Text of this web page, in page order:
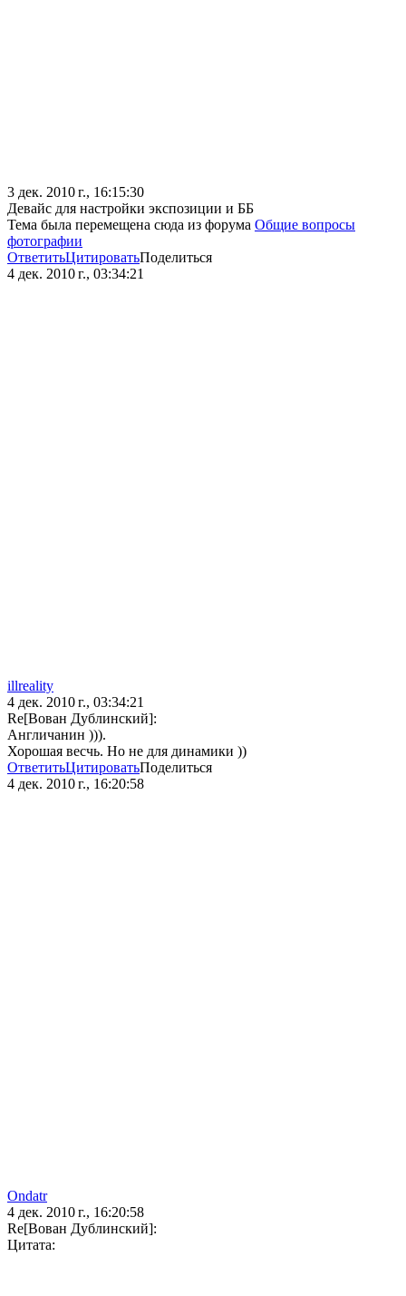
3 дек. 2010 г., 16:15:30
Девайс для настройки экспозиции и ББ
Тема была перемещена сюда из форума Общие вопросы
фотографии
ОтветитьЦитироватьПоделиться
4 дек. 2010 г., 03:34:21
illreality
4 дек. 2010 г., 03:34:21
Re[Вован Дублинский]:
Англичанин ))).
Хорошая весчь. Но не для динамики ))
ОтветитьЦитироватьПоделиться
4 дек. 2010 г., 16:20:58
Ondatr
4 дек. 2010 г., 16:20:58
Re[Вован Дублинский]:
Цитата: